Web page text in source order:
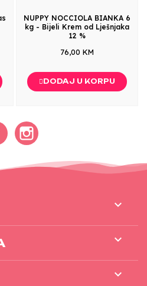
NUPPY NOCCIOLA BIANKA 6
kg - Bijeli Krem od Lješnjaka
12 %
76,00 KM
DODAJ U KORPU
Facebook


